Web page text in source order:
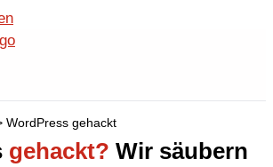
WordPress gehackt
gehackt? Wir säubern